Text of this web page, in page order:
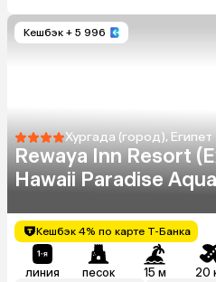
Кешбэк + 5 996
Хургада (город), Египет
Rewaya Inn Resort
Hawaii Paradise
Кешбэк 4% по карте Т-Банка
линия песок 15 м 20